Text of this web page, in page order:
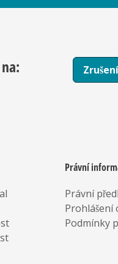
Právní
Právní
Prohlášení
Podmínky